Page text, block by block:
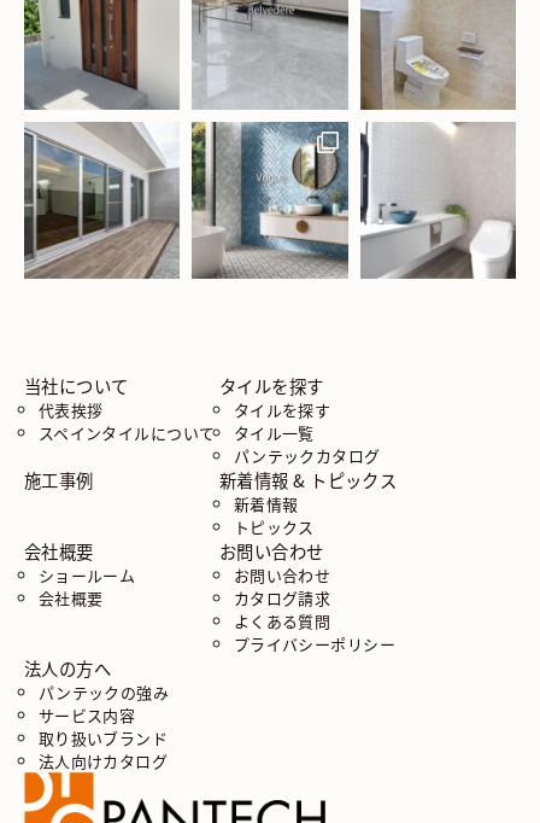
当社について
代表挨拶
スペインタイルについて
タイルを探す
タイルを探す
タイル一覧
パンテックカタログ
施工事例 新着情報 & トピックス
新着情報
トピックス
会社概要
ショールーム
会社概要
お問い合わせ
お問い合わせ
カタログ請求
よくある質問
プライバシーポリシー
法人の方へ
パンテックの強み
サービス内容
取り扱いブランド
法人向けカタログ